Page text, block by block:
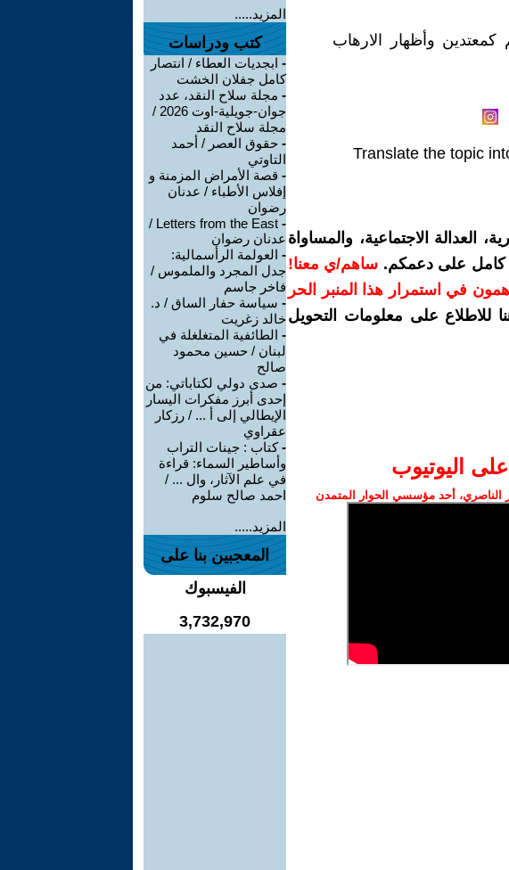
كمعتدين وأظهار الارهاب
Translate the topic
الاجتماعية، والمساواة
كامل على دعمكم. ساهم/ي معنا!
تساهمون في استمرار هذا المنبر الحر
للاطلاع على معلومات التحويل
اليوتيوب
أحد مؤسسي الحوار المتمدن
المزيد.....
كتب ودراسات
- ابجديات العطاء / انتصار
كامل جفلان الخشت
- مجلة سلاح النقد، عدد
جوان-جويلية-اوت 2026 /
مجلة سلاح النقد
- حقوق العصر / أحمد
التاوتي
- قصة الأمراض المزمنة و
إفلاس الأطباء / عدنان
رضوان
-
Letters from the East /
عدنان رضوان
- العولمة الرأسمالية:
جدل المجرد والملموس /
فاخر جاسم
- سياسة حفار الساق / د.
خالد زغريت
- الطائفية المتغلغلة في
لبنان / حسين محمود
صالح
- صدى دولي لكتاباتي: من
إحدى أبرز مفكرات اليسار
الإيطالي إلى أ ... / رزكار
عقراوي
-كتاب : جينات التراب
وأساطير السماء: قراءة
في علم الآثار، وال ... /
احمد صالح سلوم
المزيد.....
المعجبين بنا على
الفيسبوك
3,732,970